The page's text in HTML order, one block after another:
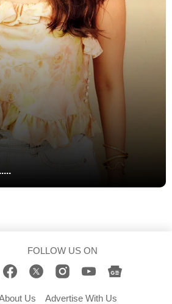
FOLLOW US ON
Us Advertise With Us